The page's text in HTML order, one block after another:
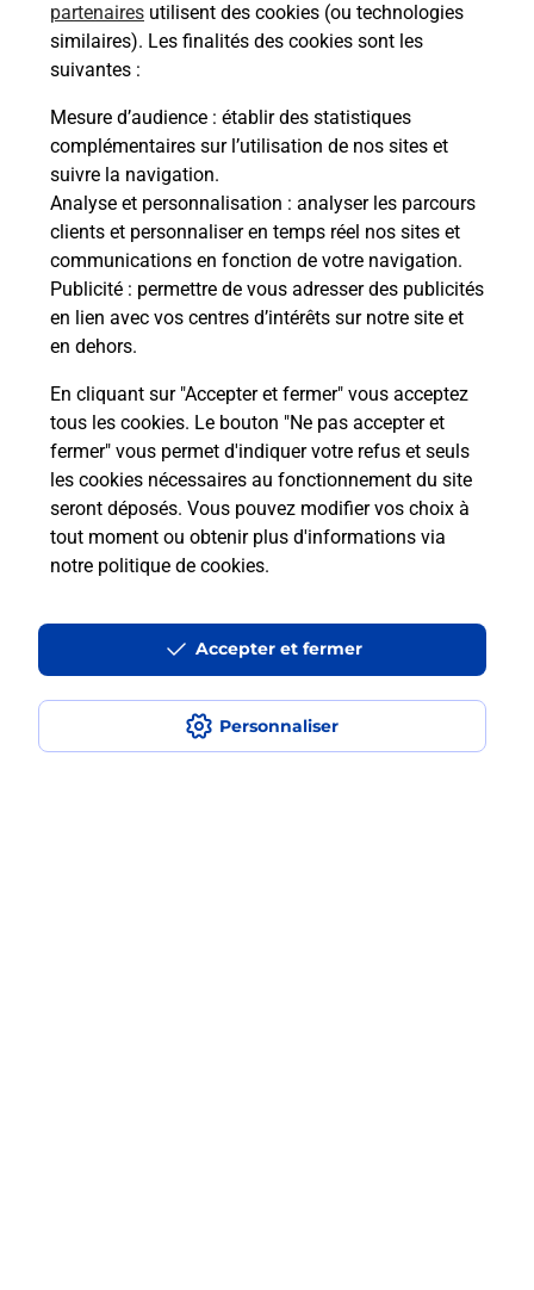
partenaires utilisent des cookies (ou technologies
similaires). Les finalités des cookies sont les
suivantes :
Mesure d’audience : établir des statistiques
complémentaires sur l’utilisation de nos sites et
suivre la navigation.
Analyse et personnalisation : analyser les parcours
clients et personnaliser en temps réel nos sites et
communications en fonction de votre navigation.
Publicité : permettre de vous adresser des publicités
en lien avec vos centres d’intérêts sur notre site et
en dehors.
En cliquant sur "Accepter et fermer" vous acceptez
tous les cookies. Le bouton "Ne pas accepter et
fermer" vous permet d'indiquer votre refus et seuls
les cookies nécessaires au fonctionnement du site
seront déposés. Vous pouvez modifier vos choix à
tout moment ou obtenir plus d'informations via
notre politique de cookies.
Personnaliser
Accepter et fermer
En savoir plus
Recherchez un autre point de contact
Questions fréquemment posées
Quel réseau utilise La Poste Mobile ?
Est-ce que je peux garder mon
numéro de mobile gratuitement ?
Est-ce que je peux bénéficier de la 5G
avec La Poste Mobile ?
à l’étranger avec La Poste Mobile ?
Est-ce que je peux payer mon
smartphone Samsung en plusieurs
fois avec La Poste Mobile ?